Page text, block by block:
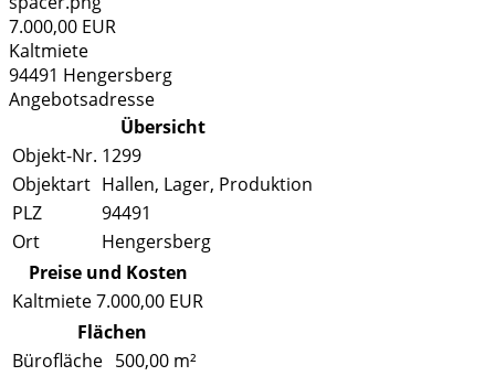
7.000,00 EUR
Kaltmiete
94491 Hengersberg
Angebotsadresse
Übersicht
Objekt-Nr. 1299
Objektart Hallen, Lager, Produktion
PLZ
94491
Ort
Hengersberg
Preise und Kosten
Kaltmiete7.000,00 EUR
Flächen
Bürofläche 500,00 m²